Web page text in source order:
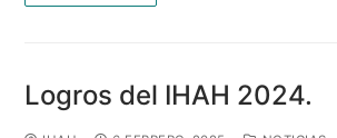
Logros del IHAH 2024.